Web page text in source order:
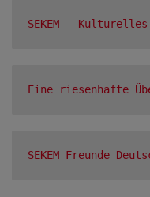
SEKEM - Kulturelles
Eine riesenhafte
SEKEM Freunde